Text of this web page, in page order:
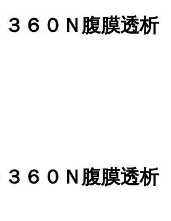
６０Ｎ腹膜透析
６０Ｎ腹膜透析